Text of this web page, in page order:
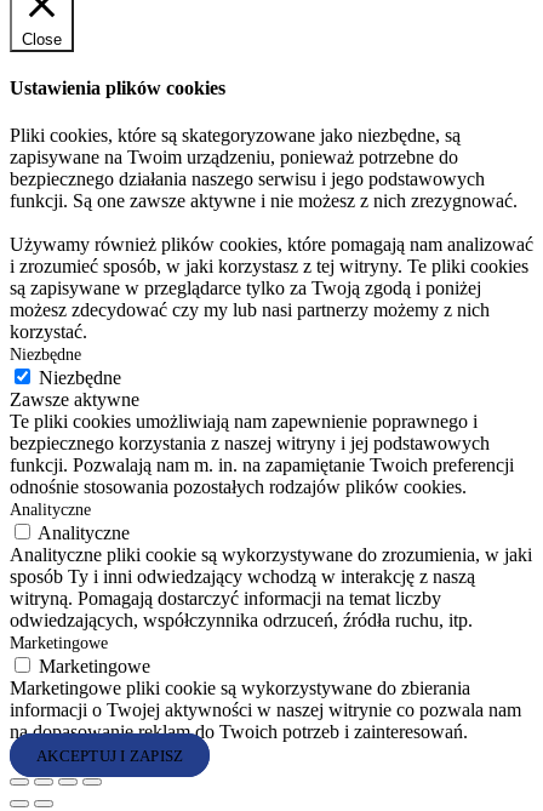
Close
Ustawienia plików cookies
Pliki cookies, które są skategoryzowane jako niezbędne, są
zapisywane na Twoim urządzeniu, ponieważ potrzebne do
bezpiecznego działania naszego serwisu i jego podstawowych
funkcji. Są one zawsze aktywne i nie możesz z nich zrezygnować.
Używamy również plików cookies, które pomagają nam analizować
i zrozumieć sposób, w jaki korzystasz z tej witryny. Te pliki cookies
są zapisywane w przeglądarce tylko za Twoją zgodą i poniżej
możesz zdecydować czy my lub nasi partnerzy możemy z nich
korzystać.
Niezbędne
Niezbędne
Zawsze aktywne
Te pliki cookies umożliwiają nam zapewnienie poprawnego i
bezpiecznego korzystania z naszej witryny i jej podstawowych
funkcji. Pozwalają nam m. in. na zapamiętanie Twoich preferencji
odnośnie stosowania pozostałych rodzajów plików cookies.
Analityczne
Analityczne
Analityczne pliki cookie są wykorzystywane do zrozumienia, w jaki
sposób Ty i inni odwiedzający wchodzą w interakcję z naszą
witryną. Pomagają dostarczyć informacji na temat liczby
odwiedzających, współczynnika odrzuceń, źródła ruchu, itp.
Marketingowe
Marketingowe
Marketingowe pliki cookie są wykorzystywane do zbierania
informacji o Twojej aktywności w naszej witrynie co pozwala nam
na dopasowanie reklam do Twoich potrzeb i zainteresowań.
AKCEPTUJ I ZAPISZ